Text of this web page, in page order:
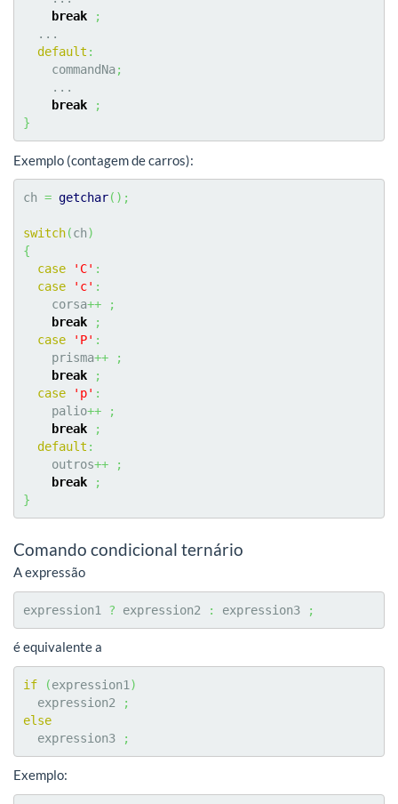
break
;
default :
    commandNa
;
break
;
}
Exemplo (contagem de carros):
ch = getchar( ) ;
switch(ch)
{
case
'C' :
case
'c' :
    corsa
++
;
break
;
case
'P' :
    prisma
++
;
break
;
case
'p' :
    palio
++
;
break
;
default :
    outros
++
;
break
;
}
Comando condicional ternário
A expressão
expression1 ? expression2 : expression3 ;
é equivalente a
if (expression1 )
  expression2
;
else
  expression3
;
Exemplo: